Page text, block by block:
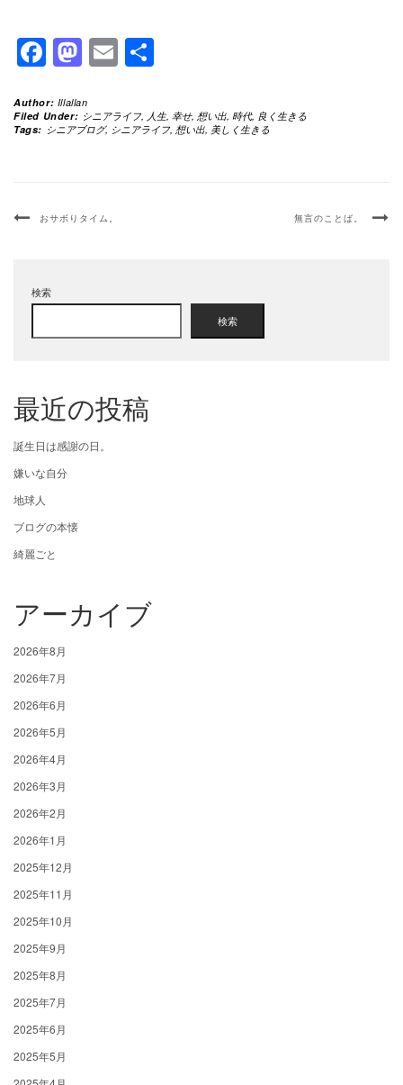
Facebook
Mastodon
Email
Author: Illallan
Filed Under: シニアライフ, 人生, 幸せ, 想い出, 時代, 良く生きる
Tags: シニアブログ, シニアライフ, 想い出, 美しく生きる
おサボりタイム。 無言のことば。
検索
検索
最近の投稿
誕生日は感謝の日。
嫌いな自分
地球人
ブログの本懐
綺麗ごと
アーカイブ
2026年8月
2026年7月
2026年6月
2026年5月
2026年4月
2026年3月
2026年2月
2026年1月
2025年12月
2025年11月
2025年10月
2025年9月
2025年8月
2025年7月
2025年6月
2025年5月